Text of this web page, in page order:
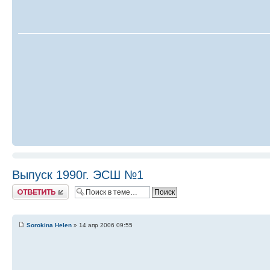
Выпуск 1990г. ЭСШ №1
Ответить
Sorokina Helen » 14 апр 2006 09:55